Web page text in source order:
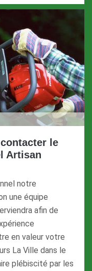
le
Artisan
notre
une équipe
afin de
en valeur votre
La Ville dans le
plébiscité par les